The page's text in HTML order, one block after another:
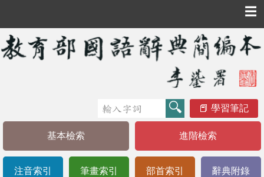
☰
學習筆記
基本檢索 進階檢索
注音索引 筆畫索引 部首索引 辭典附錄